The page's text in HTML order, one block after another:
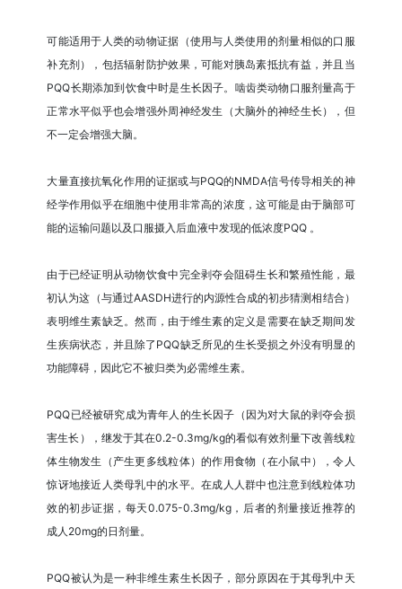
可能适用于人类的动物证据（使用与人类使用的剂量相似的口服
补充剂），包括辐射防护效果，可能对胰岛素抵抗有益，并且当
PQQ长期添加到饮食中时是生长因子。啮齿类动物口服剂量高于
正常水平似乎也会增强外周神经发生（大脑外的神经生长），但
不一定会增强大脑。
大量直接抗氧化作用的证据或与PQQ的NMDA信号传导相关的神
经学作用似乎在细胞中使用非常高的浓度，这可能是由于脑部可
能的运输问题以及口服摄入后血液中发现的低浓度PQQ 。
由于已经证明从动物饮食中完全剥夺会阻碍生长和繁殖性能，最
初认为这（与通过AASDH进行的内源性合成的初步猜测相结合）
表明维生素缺乏。然而，由于维生素的定义是需要在缺乏期间发
生疾病状态，并且除了PQQ缺乏所见的生长受损之外没有明显的
功能障碍，因此它不被归类为必需维生素。
PQQ已经被研究成为青年人的生长因子（因为对大鼠的剥夺会损
害生长），继发于其在0.2-0.3mg/kg的看似有效剂量下改善线粒
体生物发生（产生更多线粒体）的作用食物（在小鼠中），令人
惊讶地接近人类母乳中的水平。在成人人群中也注意到线粒体功
效的初步证据，每天0.075-0.3mg/kg，后者的剂量接近推荐的
成人20mg的日剂量。
PQQ被认为是一种非维生素生长因子，部分原因在于其母乳中天